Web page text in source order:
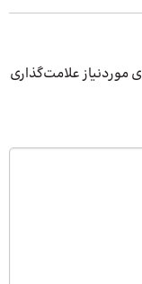
علامت‌گذاری